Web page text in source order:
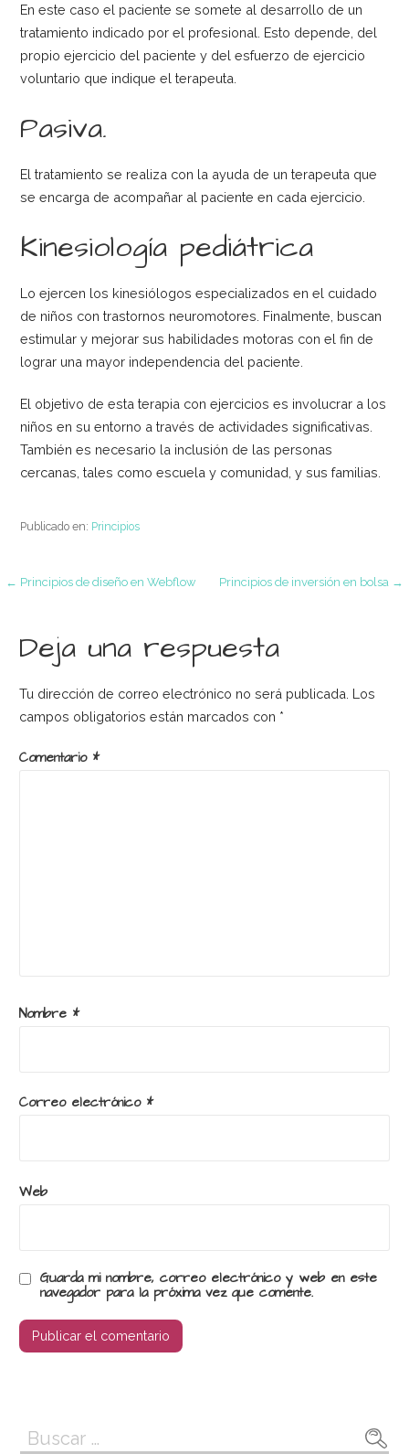
En este caso el paciente se somete al desarrollo de un
tratamiento indicado por el profesional. Esto depende, del
propio ejercicio del paciente y del esfuerzo de ejercicio
voluntario que indique el terapeuta.
Pasiva.
El tratamiento se realiza con la ayuda de un terapeuta que
se encarga de acompañar al paciente en cada ejercicio.
Kinesiología pediátrica
Lo ejercen los kinesiólogos especializados en el cuidado
de niños con trastornos neuromotores. Finalmente, buscan
estimular y mejorar sus habilidades motoras con el fin de
lograr una mayor independencia del paciente.
El objetivo de esta terapia con ejercicios es involucrar a los
niños en su entorno a través de actividades significativas.
También es necesario la inclusión de las personas
cercanas, tales como escuela y comunidad, y sus familias.
Publicado en: Principios
Navegación
de
entradas
← Principios de diseño en Webflow Principios de inversión en bolsa →
Deja una respuesta
Tu dirección de correo electrónico no será publicada. Los
campos obligatorios están marcados con *
Comentario *
Nombre *
Correo electrónico *
Web
Guarda mi nombre, correo electrónico y web en este
navegador para la próxima vez que comente.
Buscar: